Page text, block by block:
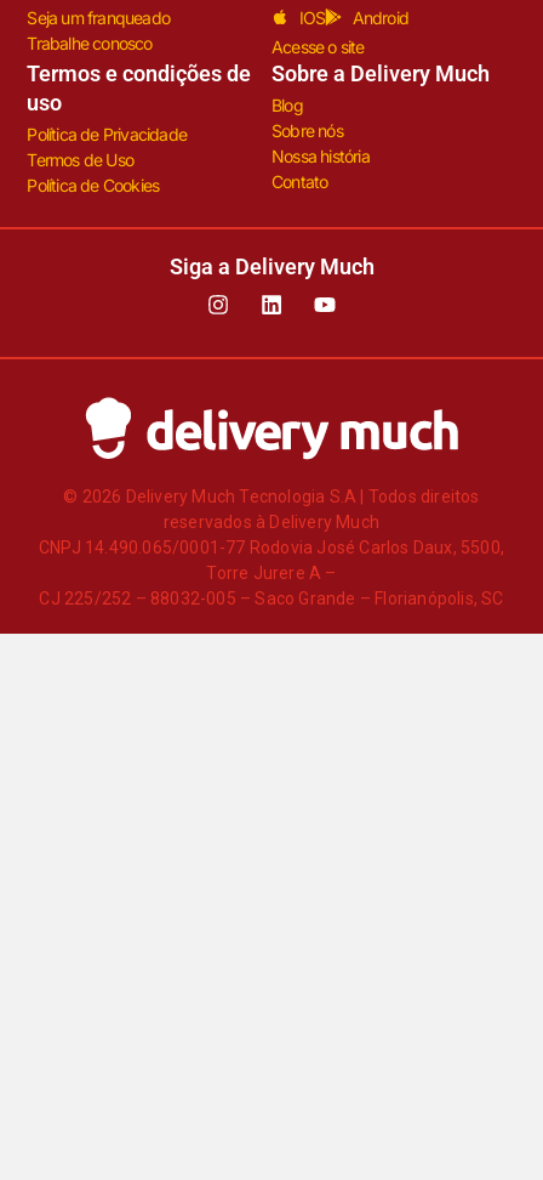
Seja um franqueado
Trabalhe conosco
IOS
Android
Acesse o site
Termos e condições de
uso
Política de Privacidade
Termos de Uso
Política de Cookies
Sobre a Delivery Much
Blog
Sobre nós
Nossa história
Contato
Siga a Delivery Much
© 2026 Delivery Much Tecnologia S.A | Todos direitos
reservados à Delivery Much
CNPJ 14.490.065/0001-77 Rodovia José Carlos Daux, 5500,
Torre Jurere A –
CJ 225/252 – 88032-005 – Saco Grande – Florianópolis, SC